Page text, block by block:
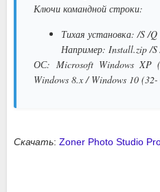
Ключи командной строки:
Тихая установка: /S /Q
Например: Install.zip /S
ОС: Microsoft Windows
Windows 8.x / Windows 10
Скачать: Zoner Photo Studio